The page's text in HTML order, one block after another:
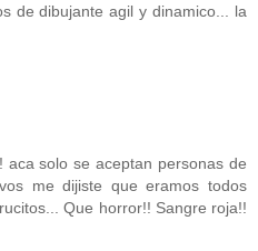
de dibujante agil y dinamico... la
aca solo se aceptan personas de
me dijiste que eramos todos
Que horror!! Sangre roja!!